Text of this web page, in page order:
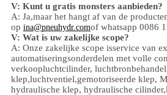
V: Kunt u gratis monsters aanbieden?
A: Ja,maar het hangt af van de
op ina@pneuhydr.comof whatsapp 0086
V: Wat is uw zakelijke scope?
A: Onze zakelijke scope isservice van
automatiseringsonderdelen met volle
verkoopluchtcilinder,
klep,luchtventiel,gemotoriseerde klep,
hydraulische klep, hydraulische cilinder,